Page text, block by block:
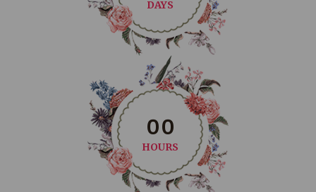
DAYS
00
HOURS